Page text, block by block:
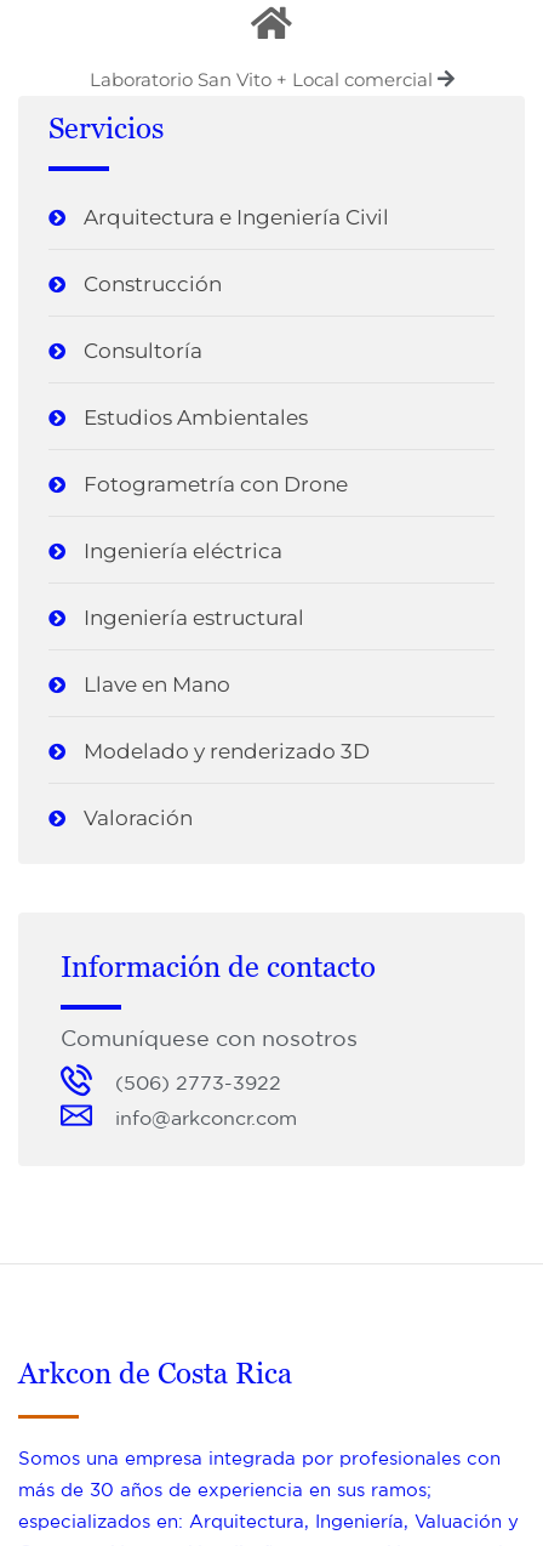
Laboratorio San Vito + Local comercial
Servicios
Arquitectura e Ingeniería Civil
Construcción
Consultoría
Estudios Ambientales
Fotogrametría con Drone
Ingeniería eléctrica
Ingeniería estructural
Llave en Mano
Modelado y renderizado 3D
Valoración
Información de contacto
Comuníquese con nosotros
(506) 2773-3922
info@arkconcr.com
Arkcon de Costa Rica
Somos una empresa integrada por profesionales con
más de 30 años de experiencia en sus ramos;
especializados en: Arquitectura, Ingeniería, Valuación y